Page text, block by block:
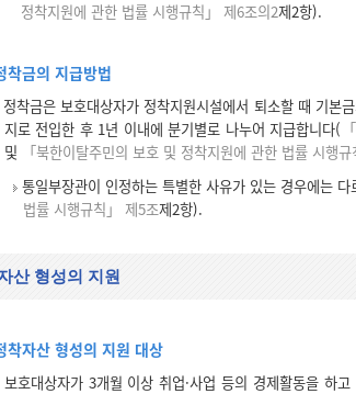
정착지원에 관한 법률 시행규칙」 제6조의2제2항).
착금의 지급방법
정착금은 보호대상자가 정착지원시설에서 퇴소할 때 기본
지로 전입한 후 1년 이내에 분기별로 나누어 지급합니다(
및
「북한이탈주민의 보호 및 정착지원에 관한 법률 시행
통일부장관이 인정하는 특별한 사유가 있는 경우에는
법률 시행규칙」 제5조제2항).
산 형성의 지원
착자산 형성의 지원 대상
보호대상자가 3개월 이상 취업·사업 등의 경제활동을 하